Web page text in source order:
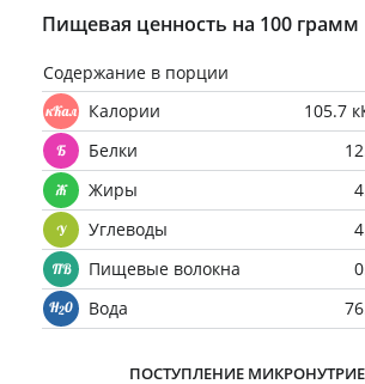
Пищевая ценность на 100 грамм
Содержание в порции
Калории
105.7
Белки
Жиры
Углеводы
Пищевые волокна
Вода
ПОСТУПЛЕНИЕ